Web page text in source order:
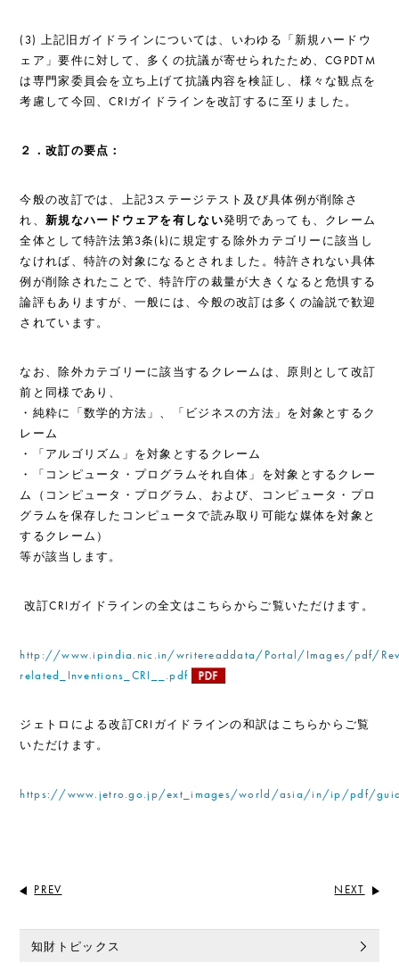
(3) 上記旧ガイドラインについては、いわゆる「新規ハードウ
ェア」要件に対して、多くの抗議が寄せられたため、CGPDTM
は専門家委員会を立ち上げて抗議内容を検証し、様々な観点を
考慮して今回、CRIガイドラインを改訂するに至りました。
２．改訂の要点：
今般の改訂では、上記3ステージテスト及び具体例が削除さ
れ、 新規なハードウェアを有しない発明であっても、クレーム
全体として特許法第3条(k)に規定する除外カテゴリーに該当し
なければ、特許の対象になるとされました。特許されない具体
例が削除されたことで、特許庁の裁量が大きくなると危惧する
論評もありますが、一般には、今般の改訂は多くの論説で歓迎
されています。
なお、除外カテゴリーに該当するクレームは、原則として改訂
前と同様であり、
・純粋に「数学的方法」、「ビジネスの方法」を対象とするク
レーム
・「アルゴリズム」を対象とするクレーム
・「コンピュータ・プログラムそれ自体」を対象とするクレー
ム（コンピュータ・プログラム、および、コンピュータ・プロ
グラムを保存したコンピュータで読み取り可能な媒体を対象と
するクレーム）
等が該当します。
改訂CRIガイドラインの全文はこちらからご覧いただけます。
http://www.ipindia.nic.in/writereaddata/Portal/Images/pdf/
related_Inventions_CRI__.pdf
ジェトロによる改訂CRIガイドラインの和訳はこちらからご覧
いただけます。
https://www.jetro.go.jp/ext_images/world/asia/in/ip/pdf/
PREV NEXT
知財トピックス